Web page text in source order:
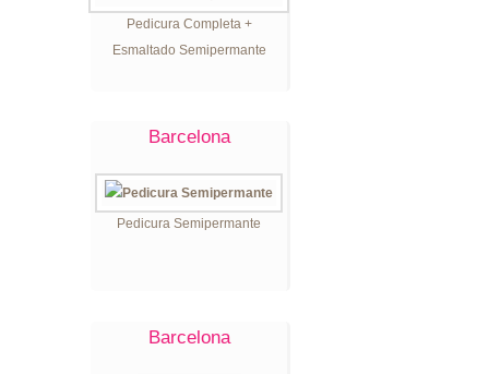
Pedicura Completa +
Esmaltado Semipermante
Barcelona
Pedicura Semipermante
Barcelona